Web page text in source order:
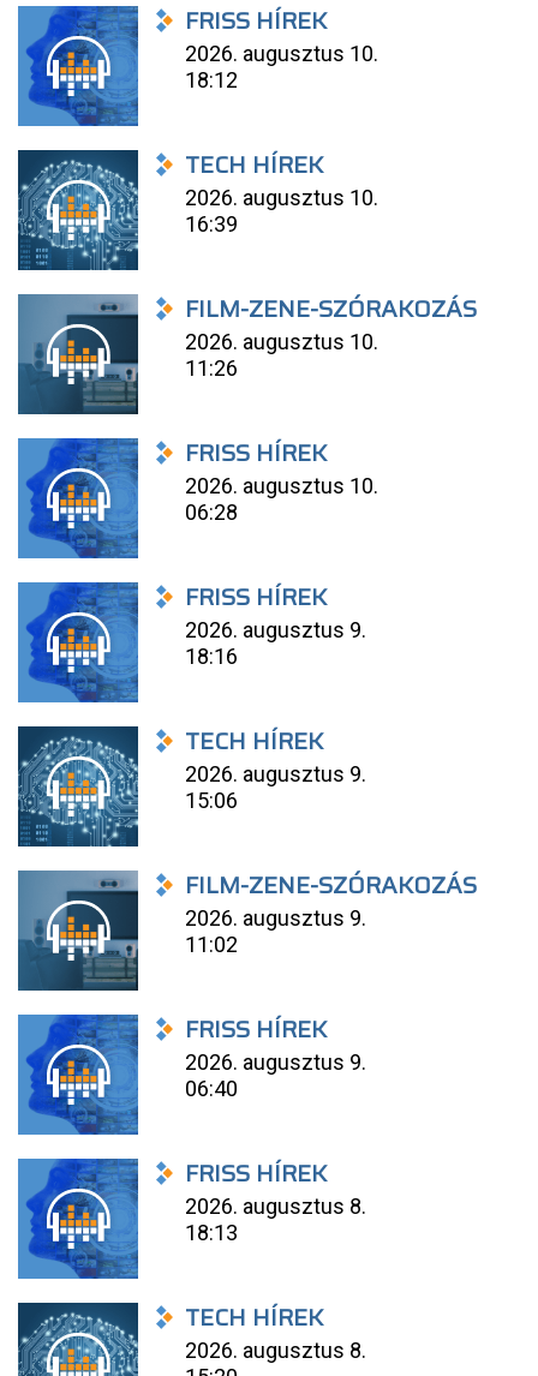
FRISS HÍREK
2026. augusztus 10.
18:12
TECH HÍREK
2026. augusztus 10.
16:39
FILM-ZENE-SZÓRAKOZÁS
2026. augusztus 10.
11:26
FRISS HÍREK
2026. augusztus 10.
06:28
FRISS HÍREK
2026. augusztus 9.
18:16
TECH HÍREK
2026. augusztus 9.
15:06
FILM-ZENE-SZÓRAKOZÁS
2026. augusztus 9.
11:02
FRISS HÍREK
2026. augusztus 9.
06:40
FRISS HÍREK
2026. augusztus 8.
18:13
TECH HÍREK
2026. augusztus 8.